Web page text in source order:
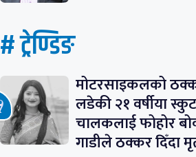
# ट्रेण्डिङ
मोटरसाइकलको
लडेकी २१ वर्षीया
चालकलाई फोहोर
गाडीले ठक्कर दिँदा